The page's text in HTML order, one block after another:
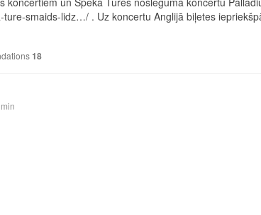
smaids-lidz…/ . Uz koncertu Anglijā biļetes
18